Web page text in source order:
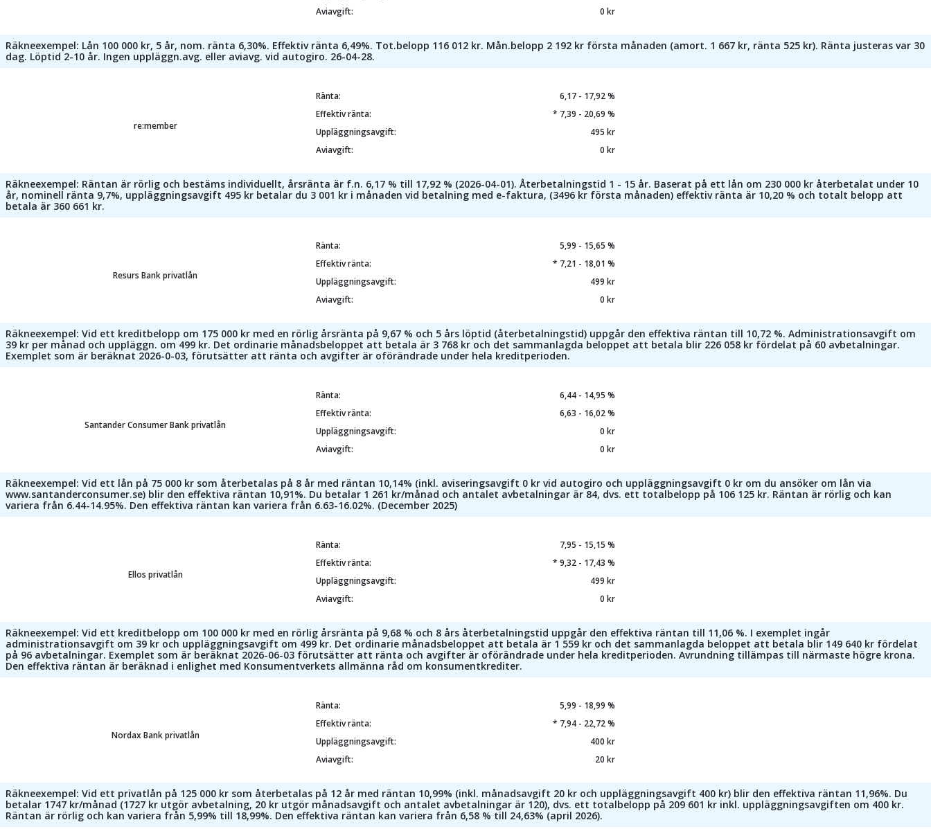
Aviavgift:
0 kr
Räkneexempel: Lån 100 000 kr, 5 år, nom. ränta 6,30%. Effektiv ränta 6,49%. Tot.belopp 116 012 kr. Mån.belopp 2 192 kr första månaden (amort. 1 667 kr, ränta 525 kr). Ränta justeras var 30
dag. Löptid 2-10 år. Ingen uppläggn.avg. eller aviavg. vid autogiro. 26-04-28.
re:member
Ränta:
6,17 - 17,92 %
Effektiv ränta:
* 7,39 - 20,69 %
Uppläggningsavgift:
495 kr
Aviavgift:
0 kr
Räkneexempel: Räntan är rörlig och bestäms individuellt, årsränta är f.n. 6,17 % till 17,92 % (2026-04-01). Återbetalningstid 1 - 15 år. Baserat på ett lån om 230 000 kr återbetalat under 10
år, nominell ränta 9,7%, uppläggningsavgift 495 kr betalar du 3 001 kr i månaden vid betalning med e-faktura, (3496 kr första månaden) effektiv ränta är 10,20 % och totalt belopp att
betala är 360 661 kr.
Resurs Bank privatlån
Ränta:
5,99 - 15,65 %
Effektiv ränta:
* 7,21 - 18,01 %
Uppläggningsavgift:
499 kr
Aviavgift:
0 kr
Räkneexempel: Vid ett kreditbelopp om 175 000 kr med en rörlig årsränta på 9,67 % och 5 års löptid (återbetalningstid) uppgår den effektiva räntan till 10,72 %. Administrationsavgift om
39 kr per månad och uppläggn. om 499 kr. Det ordinarie månadsbeloppet att betala är 3 768 kr och det sammanlagda beloppet att betala blir 226 058 kr fördelat på 60 avbetalningar.
Exemplet som är beräknat 2026-0-03, förutsätter att ränta och avgifter är oförändrade under hela kreditperioden.
Santander Consumer Bank privatlån
Ränta:
6,44 - 14,95 %
Effektiv ränta:
6,63 - 16,02 %
Uppläggningsavgift:
0 kr
Aviavgift:
0 kr
Räkneexempel: Vid ett lån på 75 000 kr som återbetalas på 8 år med räntan 10,14% (inkl. aviseringsavgift 0 kr vid autogiro och uppläggningsavgift 0 kr om du ansöker om lån via
www.santanderconsumer.se) blir den effektiva räntan 10,91%. Du betalar 1 261 kr/månad och antalet avbetalningar är 84, dvs. ett totalbelopp på 106 125 kr. Räntan är rörlig och kan
variera från 6.44-14.95%. Den effektiva räntan kan variera från 6.63-16.02%. (December 2025)
Ellos privatlån
Ränta:
7,95 - 15,15 %
Effektiv ränta:
* 9,32 - 17,43 %
Uppläggningsavgift:
499 kr
Aviavgift:
0 kr
Räkneexempel: Vid ett kreditbelopp om 100 000 kr med en rörlig årsränta på 9,68 % och 8 års återbetalningstid uppgår den effektiva räntan till 11,06 %. I exemplet ingår
administrationsavgift om 39 kr och uppläggningsavgift om 499 kr. Det ordinarie månadsbeloppet att betala är 1 559 kr och det sammanlagda beloppet att betala blir 149 640 kr fördelat
på 96 avbetalningar. Exemplet som är beräknat 2026-06-03 förutsätter att ränta och avgifter är oförändrade under hela kreditperioden. Avrundning tillämpas till närmaste högre krona.
Den effektiva räntan är beräknad i enlighet med Konsumentverkets allmänna råd om konsumentkrediter.
Nordax Bank privatlån
Ränta:
5,99 - 18,99 %
Effektiv ränta:
* 7,94 - 22,72 %
Uppläggningsavgift:
400 kr
Aviavgift:
20 kr
Räkneexempel: Vid ett privatlån på 125 000 kr som återbetalas på 12 år med räntan 10,99% (inkl. månadsavgift 20 kr och uppläggningsavgift 400 kr) blir den effektiva räntan 11,96%. Du
betalar 1747 kr/månad (1727 kr utgör avbetalning, 20 kr utgör månadsavgift och antalet avbetalningar är 120), dvs. ett totalbelopp på 209 601 kr inkl. uppläggningsavgiften om 400 kr.
Räntan är rörlig och kan variera från 5,99% till 18,99%. Den effektiva räntan kan variera från 6,58 % till 24,63% (april 2026).